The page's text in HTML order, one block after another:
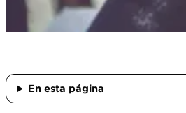
En esta página